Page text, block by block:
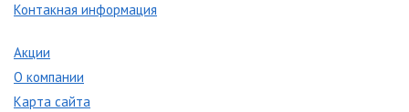
Контакная информация
Акции
О компании
Карта сайта